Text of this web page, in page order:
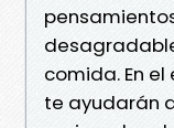
comida. En
te ayudarán